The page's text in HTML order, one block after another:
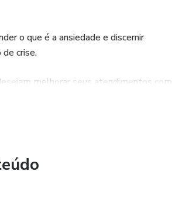
o que é a ansiedade e discernir
de crise.
melhorar seus atendimentos com